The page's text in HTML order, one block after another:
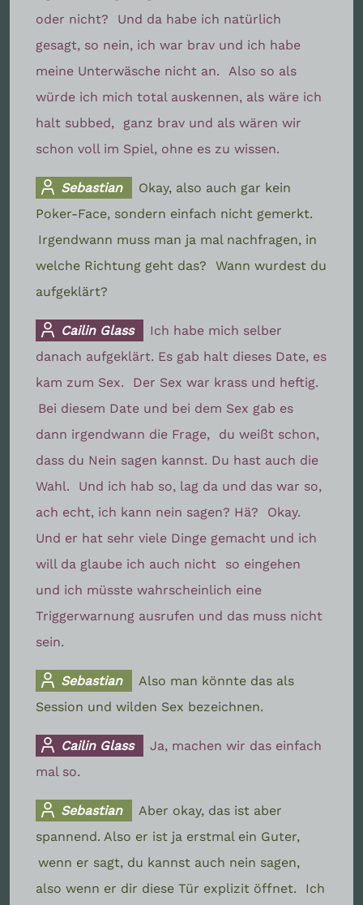
oder nicht?
Und da habe ich natürlich
gesagt, so nein, ich war brav und ich habe
meine Unterwäsche nicht an.
Also so als
würde ich mich total auskennen, als wäre ich
halt subbed,
ganz brav und als wären wir
schon voll im Spiel, ohne es zu wissen.
Sebastian
Okay, also auch gar kein
Poker-Face, sondern einfach nicht gemerkt.
Irgendwann muss man ja mal nachfragen, in
welche Richtung geht das?
Wann wurdest du
aufgeklärt?
Cailin Glass
Ich habe mich selber
danach aufgeklärt. Es gab halt dieses Date, es
kam zum Sex.
Der Sex war krass und heftig.
Bei diesem Date und bei dem Sex gab es
dann irgendwann die Frage,
du weißt schon,
dass du Nein sagen kannst. Du hast auch die
Wahl.
Und ich hab so, lag da und das war so,
ach echt, ich kann nein sagen? Hä?
Okay.
Und er hat sehr viele Dinge gemacht und ich
will da glaube ich auch nicht
so eingehen
und ich müsste wahrscheinlich eine
Triggerwarnung ausrufen und das muss nicht
sein.
Sebastian
Also man könnte das als
Session und wilden Sex bezeichnen.
Cailin Glass
Ja, machen wir das einfach
mal so.
Sebastian
Aber okay, das ist aber
spannend. Also er ist ja erstmal ein Guter,
wenn er sagt, du kannst auch nein sagen,
also wenn er dir diese Tür explizit öffnet.
Ich